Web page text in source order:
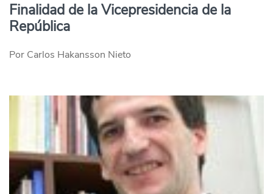
Finalidad de la Vicepresidencia de la
República
Por Carlos Hakansson Nieto